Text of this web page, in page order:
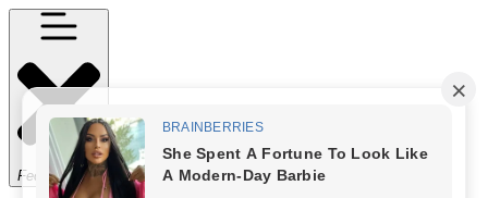
Fechar Menu